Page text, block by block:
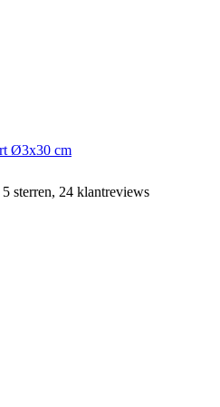
Ø3x30 cm
sterren, 24 klantreviews